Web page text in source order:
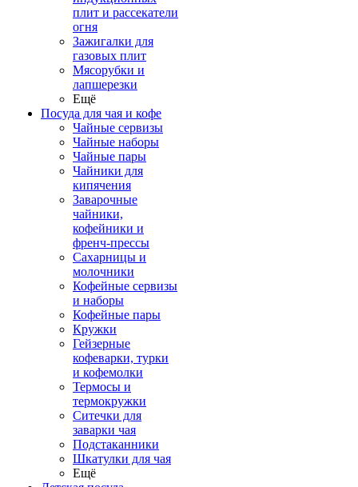
плит и рассекатели
огня
Зажигалки для
газовых плит
Мясорубки и
лапшерезки
Ещё
Посуда для чая и кофе
Чайные сервизы
Чайные наборы
Чайные пары
Чайники для
кипячения
Заварочные
чайники,
кофейники и
френч-прессы
Сахарницы и
молочники
Кофейные сервизы
и наборы
Кофейные пары
Кружки
Гейзерные
кофеварки, турки
и кофемолки
Термосы и
термокружки
Ситечки для
заварки чая
Подстаканники
Шкатулки для чая
Ещё